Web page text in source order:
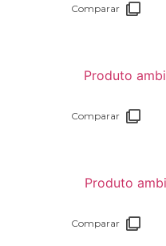
Comparar
Comparar
Comparar